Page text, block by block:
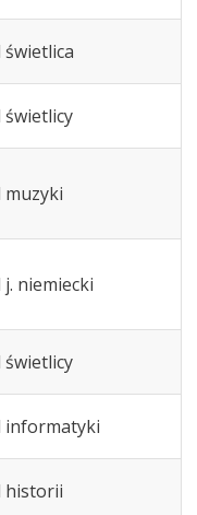
świetlica
świetlicy
muzyki
j. niemiecki
świetlicy
informatyki
historii